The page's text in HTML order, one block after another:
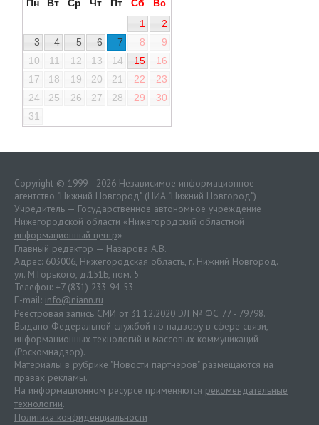
Пн Вт Ср Чт Пт Сб
Вс
1
2
3
4 5 6 7 8
9
10
11 12 13 14 15
16
17
18 19 20 21 22
23
24
25 26 27 28 29
30
31
Copyright © 1999—2026 Независимое информационное
агентство "Нижний Новгород" (НИА "Нижний Новгород")
Учредитель — Государственное автономное учреждение
Нижегородской области «Нижегородский областной
информационный центр»
Главный редактор — Назарова А.В.
Адрес: 603006, Нижегородская область, г. Нижний Новгород.
ул. М.Горького, д.151Б, пом. 5
Телефон: +7 (831) 233-94-53
E-mail: info@niann.ru
Реестровая запись СМИ от 31.12.2020 ЭЛ № ФС 77 - 79798.
Выдано Федеральной службой по надзору в сфере связи,
информационных технологий и массовых коммуникаций
(Роскомнадзор).
Материалы в рубрике "Новости партнеров" размещаются на
правах рекламы.
На информационном ресурсе применяются рекомендательные
технологии.
Политика конфиденциальности